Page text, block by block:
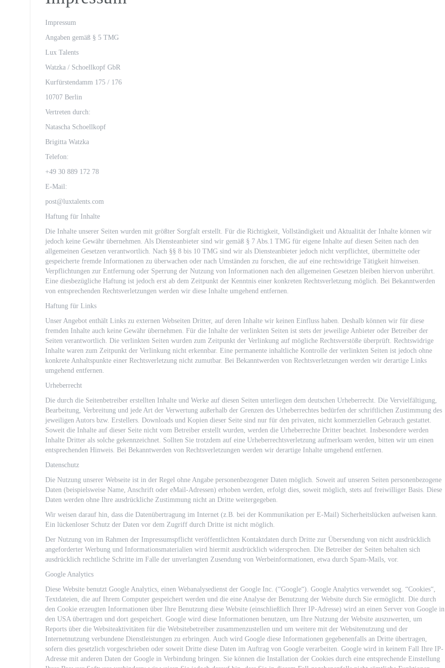
TV-Premiere
Impressum
Angaben gemäß § 5 TMG
Lux Talents
Watzka / Schoellkopf GbR
Kurfürstendamm 175 / 176
10707 Berlin
Vertreten durch:
Natascha Schoellkopf
Brigitta Watzka
Telefon:
+49 30 889 172 78
E-Mail:
post@luxtalents.com
Haftung für Inhalte
Die Inhalte unserer Seiten wurden mit größter Sorgfalt erstellt. Für die Richtigkeit, Vollständigkeit und Aktualität der Inhalte können wir
jedoch keine Gewähr übernehmen. Als Diensteanbieter sind wir gemäß § 7 Abs.1 TMG für eigene Inhalte auf diesen Seiten nach den
allgemeinen Gesetzen verantwortlich. Nach §§ 8 bis 10 TMG sind wir als Diensteanbieter jedoch nicht verpflichtet, übermittelte oder
gespeicherte fremde Informationen zu überwachen oder nach Umständen zu forschen, die auf eine rechtswidrige Tätigkeit hinweisen.
Verpflichtungen zur Entfernung oder Sperrung der Nutzung von Informationen nach den allgemeinen Gesetzen bleiben hiervon unberührt.
Eine diesbezügliche Haftung ist jedoch erst ab dem Zeitpunkt der Kenntnis einer konkreten Rechtsverletzung möglich. Bei Bekanntwerden
von entsprechenden Rechtsverletzungen werden wir diese Inhalte umgehend entfernen.
Haftung für Links
Unser Angebot enthält Links zu externen Webseiten Dritter, auf deren Inhalte wir keinen Einfluss haben. Deshalb können wir für diese
fremden Inhalte auch keine Gewähr übernehmen. Für die Inhalte der verlinkten Seiten ist stets der jeweilige Anbieter oder Betreiber der
Seiten verantwortlich. Die verlinkten Seiten wurden zum Zeitpunkt der Verlinkung auf mögliche Rechtsverstöße überprüft. Rechtswidrige
Inhalte waren zum Zeitpunkt der Verlinkung nicht erkennbar. Eine permanente inhaltliche Kontrolle der verlinkten Seiten ist jedoch ohne
konkrete Anhaltspunkte einer Rechtsverletzung nicht zumutbar. Bei Bekanntwerden von Rechtsverletzungen werden wir derartige Links
umgehend entfernen.
Urheberrecht
Die durch die Seitenbetreiber erstellten Inhalte und Werke auf diesen Seiten unterliegen dem deutschen Urheberrecht. Die Vervielfältigung,
Bearbeitung, Verbreitung und jede Art der Verwertung außerhalb der Grenzen des Urheberrechtes bedürfen der schriftlichen Zustimmung des
jeweiligen Autors bzw. Erstellers. Downloads und Kopien dieser Seite sind nur für den privaten, nicht kommerziellen Gebrauch gestattet.
Soweit die Inhalte auf dieser Seite nicht vom Betreiber erstellt wurden, werden die Urheberrechte Dritter beachtet. Insbesondere werden
Inhalte Dritter als solche gekennzeichnet. Sollten Sie trotzdem auf eine Urheberrechtsverletzung aufmerksam werden, bitten wir um einen
entsprechenden Hinweis. Bei Bekanntwerden von Rechtsverletzungen werden wir derartige Inhalte umgehend entfernen.
Datenschutz
Die Nutzung unserer Webseite ist in der Regel ohne Angabe personenbezogener Daten möglich. Soweit auf unseren Seiten personenbezogene
Daten (beispielsweise Name, Anschrift oder eMail-Adressen) erhoben werden, erfolgt dies, soweit möglich, stets auf freiwilliger Basis. Diese
Daten werden ohne Ihre ausdrückliche Zustimmung nicht an Dritte weitergegeben.
Wir weisen darauf hin, dass die Datenübertragung im Internet (z.B. bei der Kommunikation per E-Mail) Sicherheitslücken aufweisen kann.
Ein lückenloser Schutz der Daten vor dem Zugriff durch Dritte ist nicht möglich.
Der Nutzung von im Rahmen der Impressumspflicht veröffentlichten Kontaktdaten durch Dritte zur Übersendung von nicht ausdrücklich
angeforderter Werbung und Informationsmaterialien wird hiermit ausdrücklich widersprochen. Die Betreiber der Seiten behalten sich
ausdrücklich rechtliche Schritte im Falle der unverlangten Zusendung von Werbeinformationen, etwa durch Spam-Mails, vor.
Google Analytics
Diese Website benutzt Google Analytics, einen Webanalysedienst der Google Inc. (“Google“). Google Analytics verwendet sog. “Cookies“,
Textdateien, die auf Ihrem Computer gespeichert werden und die eine Analyse der Benutzung der Website durch Sie ermöglicht. Die durch
den Cookie erzeugten Informationen über Ihre Benutzung diese Website (einschließlich Ihrer IP-Adresse) wird an einen Server von Google in
den USA übertragen und dort gespeichert. Google wird diese Informationen benutzen, um Ihre Nutzung der Website auszuwerten, um
Reports über die Websiteaktivitäten für die Websitebetreiber zusammenzustellen und um weitere mit der Websitenutzung und der
Internetnutzung verbundene Dienstleistungen zu erbringen. Auch wird Google diese Informationen gegebenenfalls an Dritte übertragen,
sofern dies gesetzlich vorgeschrieben oder soweit Dritte diese Daten im Auftrag von Google verarbeiten. Google wird in keinem Fall Ihre IP-
Adresse mit anderen Daten der Google in Verbindung bringen. Sie können die Installation der Cookies durch eine entsprechende Einstellung